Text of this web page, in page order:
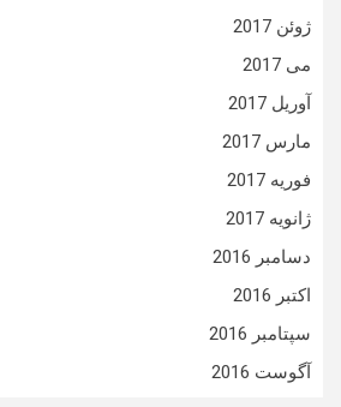
ژوئن 2017
می 2017
آوریل 2017
مارس 2017
فوریه 2017
ژانویه 2017
دسامبر 2016
اکتبر 2016
سپتامبر 2016
آگوست 2016